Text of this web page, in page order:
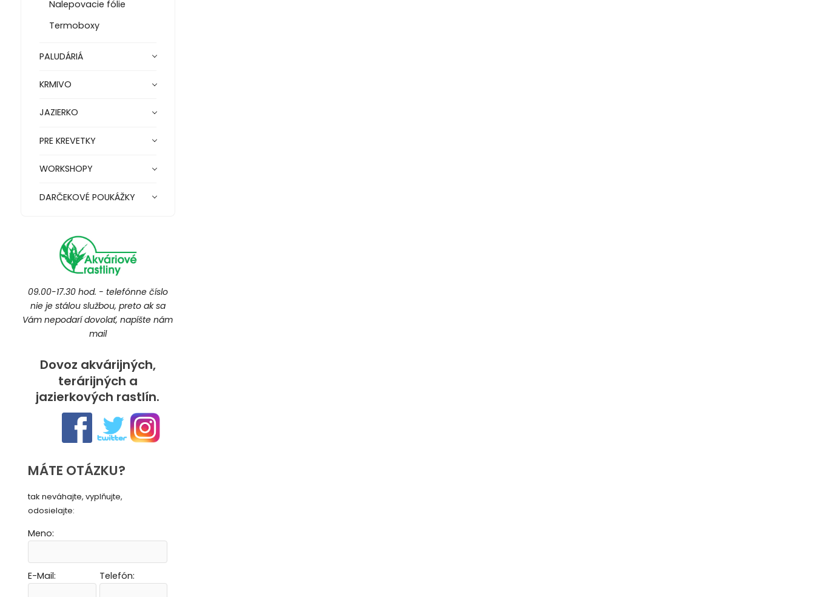
Nalepovacie fólie
Termoboxy
PALUDÁRIÁ
KRMIVO
JAZIERKO
PRE KREVETKY
WORKSHOPY
DARČEKOVÉ POUKÁŽKY
09.00-17.30 hod. - telefónne číslo
nie je stálou službou, preto ak sa
Vám nepodarí dovolať, napíšte nám
mail
Dovoz akvárijných,
terárijných a
jazierkových rastlín.
MÁTE OTÁZKU?
tak neváhajte, vyplňujte,
odosielajte:
Meno:
E-Mail:
Telefón: